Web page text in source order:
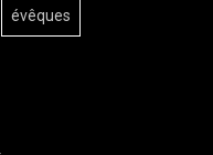
évêques